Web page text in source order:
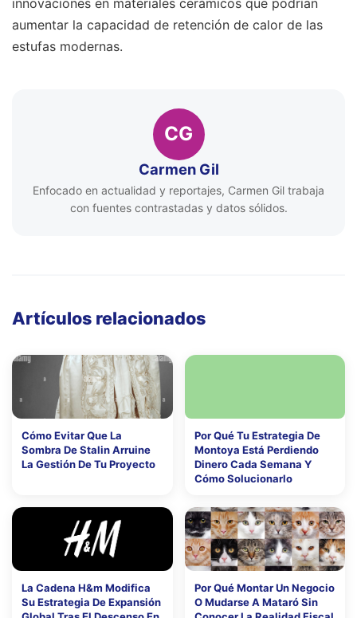
aumentar la capacidad de retención de calor de las
estufas modernas.
CG
Carmen Gil
Enfocado en actualidad y reportajes, Carmen Gil trabaja
con fuentes contrastadas y datos sólidos.
Artículos relacionados
Cómo Evitar Que La
Sombra De Stalin Arruine
La Gestión De Tu Proyecto
Por Qué Tu Estrategia De
Montoya Está Perdiendo
Dinero Cada Semana Y
Cómo Solucionarlo
La Cadena H&m Modifica
Su Estrategia De Expansión
Por Qué Montar Un Negocio
O Mudarse A Mataró Sin